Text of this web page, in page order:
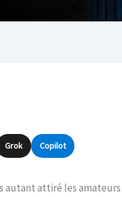
Grok Copilot
autant attiré les